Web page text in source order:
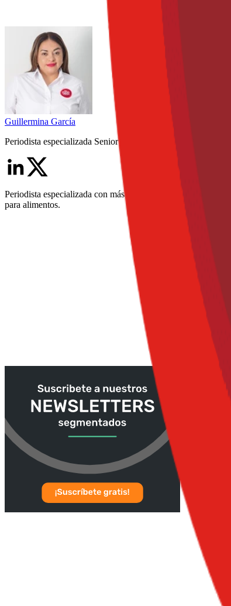
Guillermina García
Periodista especializada Senior
Periodista especializada con más de 15 años en medios de
para alimentos.